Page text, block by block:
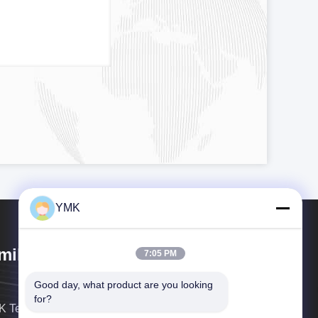
Tech. Group Co., Ltd.
Technology Group (SZ.300249) es un proveedor
YMK
7:05 PM
Good day, what product are you looking
for?